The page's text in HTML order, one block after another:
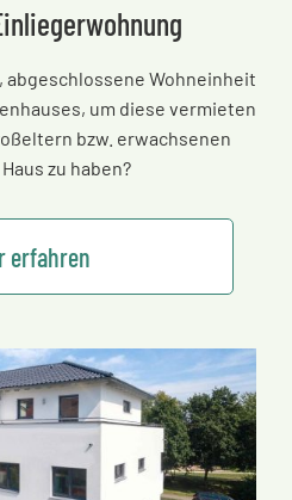
Wohneinheit
um diese vermieten
bzw. erwachsenen
zu haben?
erfahren